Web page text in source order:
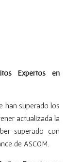
Expertos en
han superado los
actualizada la
superado con
de ASCOM.